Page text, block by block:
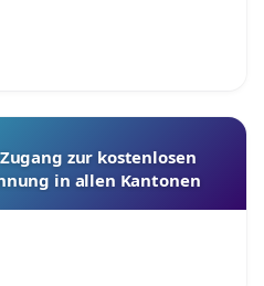
zur kostenlosen
in allen Kantonen